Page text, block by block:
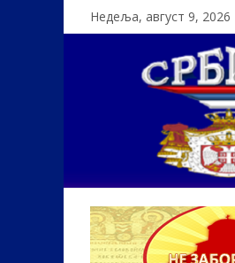
Недеља, август 9, 2026